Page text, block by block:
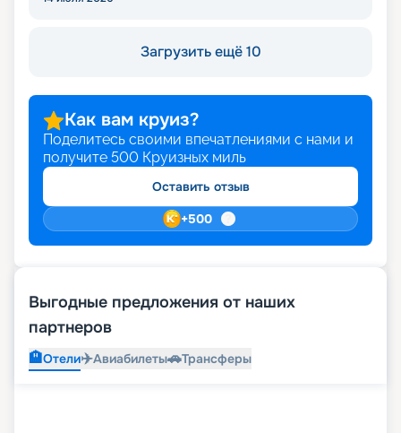
Загрузить ещё 10
Как вам круиз?
Поделитесь своими впечатлениями с нами и
получите 500 Круизных миль
Оставить отзыв
+500
Выгодные предложения от наших
партнеров
🏨Отели✈️Авиабилеты🚗Трансферы